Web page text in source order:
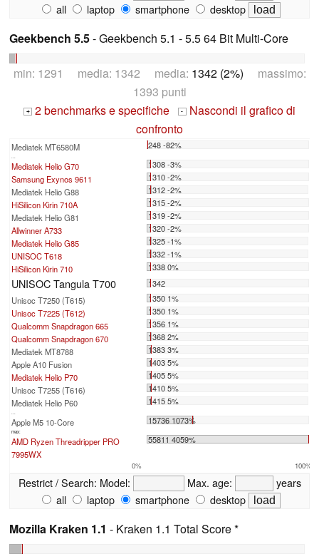
all
laptop smartphone desktop
Geekbench 5.5- Geekbench 5.1 - 5.5 64 Bit Multi-Core
min: 1291 media: 1342 media: 1342 (2%) massimo:
1393 punti
+ 2 benchmarks e specifiche - Nascondi il grafico di
confronto
Mediatek MT6580M 248 -82%
Mediatek Helio G70
1308 -3%
Samsung Exynos 9611
1310 -2%
Mediatek Helio G88
1312 -2%
HiSilicon Kirin 710A
1315 -2%
Mediatek Helio G81
1319 -2%
Allwinner A733
1320 -2%
Mediatek Helio G85
1325 -1%
UNISOC T618
1332 -1%
HiSilicon Kirin 710
1338 0%
UNISOC Tangula T700
1342
Unisoc T7250 (T615)
1350 1%
Unisoc T7225 (T612)
1350 1%
Qualcomm Snapdragon 665
1356 1%
Qualcomm Snapdragon 670
1368 2%
Mediatek MT8788
1383 3%
Apple A10 Fusion
1403 5%
Mediatek Helio P70
1405 5%
Unisoc T7255 (T616)
1410 5%
Mediatek Helio P60
1415 5%
Apple M5 10-Core 15736 1073%
max:
AMD Ryzen Threadripper PRO
7995WX
55811 4059%
0% 100%
Restrict / Search: Model: Max. age:
years
all
laptop smartphone desktop
Mozilla Kraken 1.1 - Kraken 1.1 Total Score *